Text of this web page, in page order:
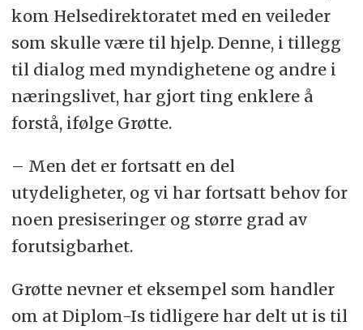
kom Helsedirektoratet med en veileder
som skulle være til hjelp. Denne, i tillegg
til dialog med myndighetene og andre i
næringslivet, har gjort ting enklere å
forstå, ifølge Grøtte.
– Men det er fortsatt en del
utydeligheter, og vi har fortsatt behov for
noen presiseringer og større grad av
forutsigbarhet.
Grøtte nevner et eksempel som handler
om at Diplom-Is tidligere har delt ut is til